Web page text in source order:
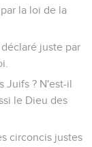
la loi de la
juste par
Juifs ? N'est-il
le Dieu des
circoncis justes